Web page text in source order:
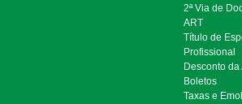
2ª Via de
ART
Título de
Profissional
Desconto da
Boletos
Taxas e